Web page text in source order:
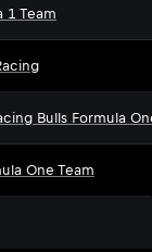
1 Team
Bulls Formula
One Team